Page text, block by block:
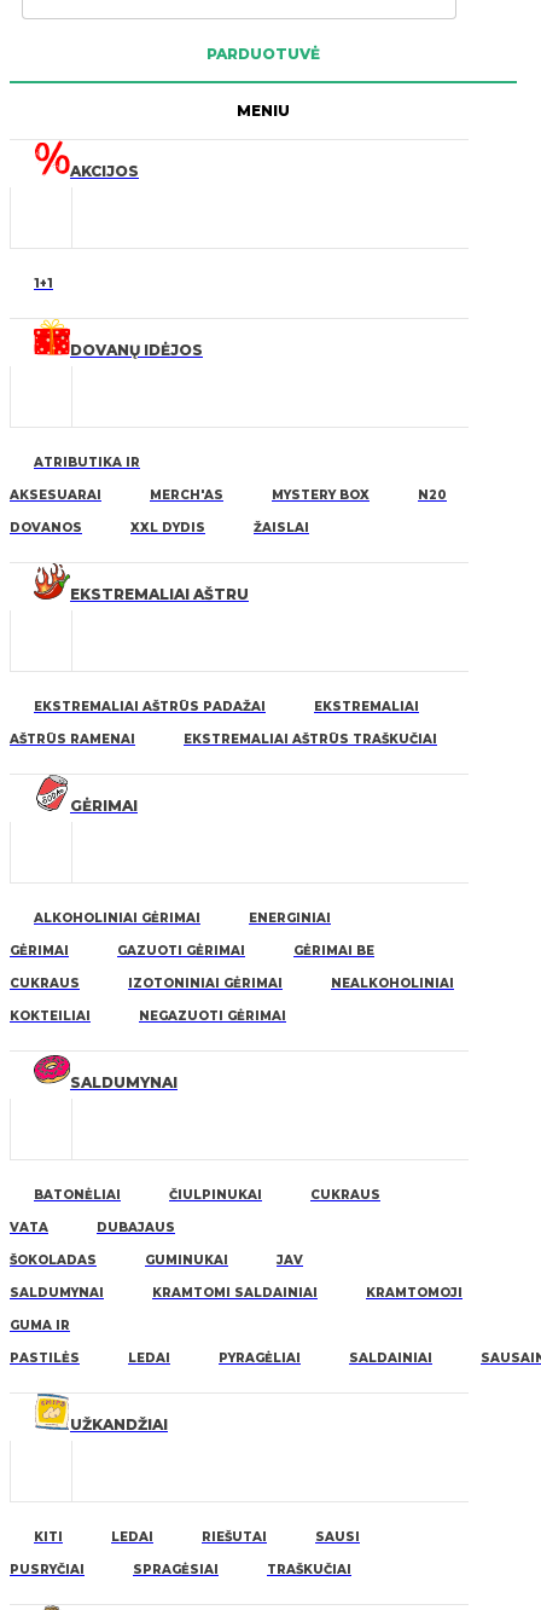
PARDUOTUVĖ
MENIU
AKCIJOS
1+1
DOVANŲ IDĖJOS
ATRIBUTIKA IR
AKSESUARAI MERCH'AS MYSTERY BOX N20
DOVANOS XXL DYDIS ŽAISLAI
EKSTREMALIAI AŠTRU
EKSTREMALIAI AŠTRŪS PADAŽAI EKSTREMALIAI
AŠTRŪS RAMENAI EKSTREMALIAI AŠTRŪS TRAŠKUČIAI
GĖRIMAI
ALKOHOLINIAI GĖRIMAI ENERGINIAI
GĖRIMAI GAZUOTI GĖRIMAI GĖRIMAI BE
CUKRAUS IZOTONINIAI GĖRIMAI NEALKOHOLINIAI
KOKTEILIAI NEGAZUOTI GĖRIMAI
SALDUMYNAI
BATONĖLIAI ČIULPINUKAI CUKRAUS
VATA DUBAJAUS
ŠOKOLADAS GUMINUKAI JAV
SALDUMYNAI KRAMTOMI SALDAINIAI KRAMTOMOJI
GUMA IR
PASTILĖS LEDAI PYRAGĖLIAI SALDAINIAI
UŽKANDŽIAI
KITI LEDAI RIEŠUTAI SAUSI
PUSRYČIAI SPRAGĖSIAI TRAŠKUČIAI